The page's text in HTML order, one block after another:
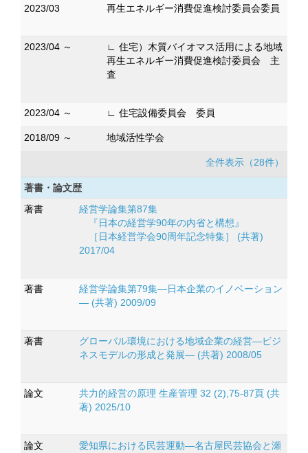
2023/03
再生エネルギー消費促進検討委員会委員
2023/04 ～
∟ 住宅）木質バイオマス活用による地域
再生エネルギー消費促進検討委員会 主
査
2023/04 ～ ∟ 住宅設備委員会 委員
2018/09 ～ 地域活性学会
全件表示（28件）
著書・論文歴
著書
経営学論集第87集
『日本の経営学90年の内省と構想』
［日本経営学会90周年記念特集］ (共著)
2017/04
著書
経営学論集第79集―日本企業のイノベーション
― (共著) 2009/09
著書
グローバル環境における地域企業の経営—ビジ
ネスモデルの形成と発展— (共著) 2008/05
論文
共力的経営の原理 生産管理 32 (2),75-87頁 (共
著) 2025/10
論文
愛知県における民芸運動―名古屋民芸協会と瀬